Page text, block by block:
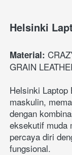
Helsinki
Material:
GRAIN
Helsinki Laptop
maskulin,
dengan
eksekutif muda
percaya diri
fungsional.